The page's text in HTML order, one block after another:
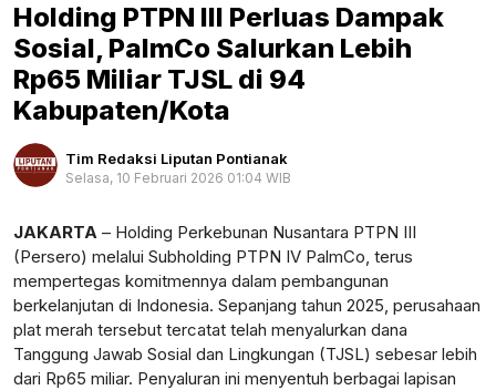
Holding PTPN III Perluas Dampak
Sosial, PalmCo Salurkan Lebih
Rp65 Miliar TJSL di 94
Kabupaten/Kota
Tim Redaksi Liputan Pontianak
Selasa, 10 Februari 2026 01:04 WIB
JAKARTA – Holding Perkebunan Nusantara PTPN III
(Persero) melalui Subholding PTPN IV PalmCo, terus
mempertegas komitmennya dalam pembangunan
berkelanjutan di Indonesia. Sepanjang tahun 2025, perusahaan
plat merah tersebut tercatat telah menyalurkan dana
Tanggung Jawab Sosial dan Lingkungan (TJSL) sebesar lebih
dari Rp65 miliar. Penyaluran ini menyentuh berbagai lapisan